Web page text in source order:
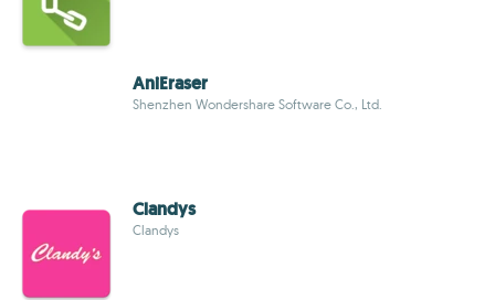
AniEraser
Shenzhen Wondershare Software Co., Ltd.
Clandys
Clandys